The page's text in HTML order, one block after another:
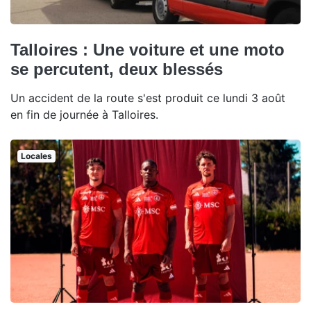
Talloires : Une voiture et une moto
se percutent, deux blessés
Un accident de la route s'est produit ce lundi 3 août
en fin de journée à Talloires.
Locales